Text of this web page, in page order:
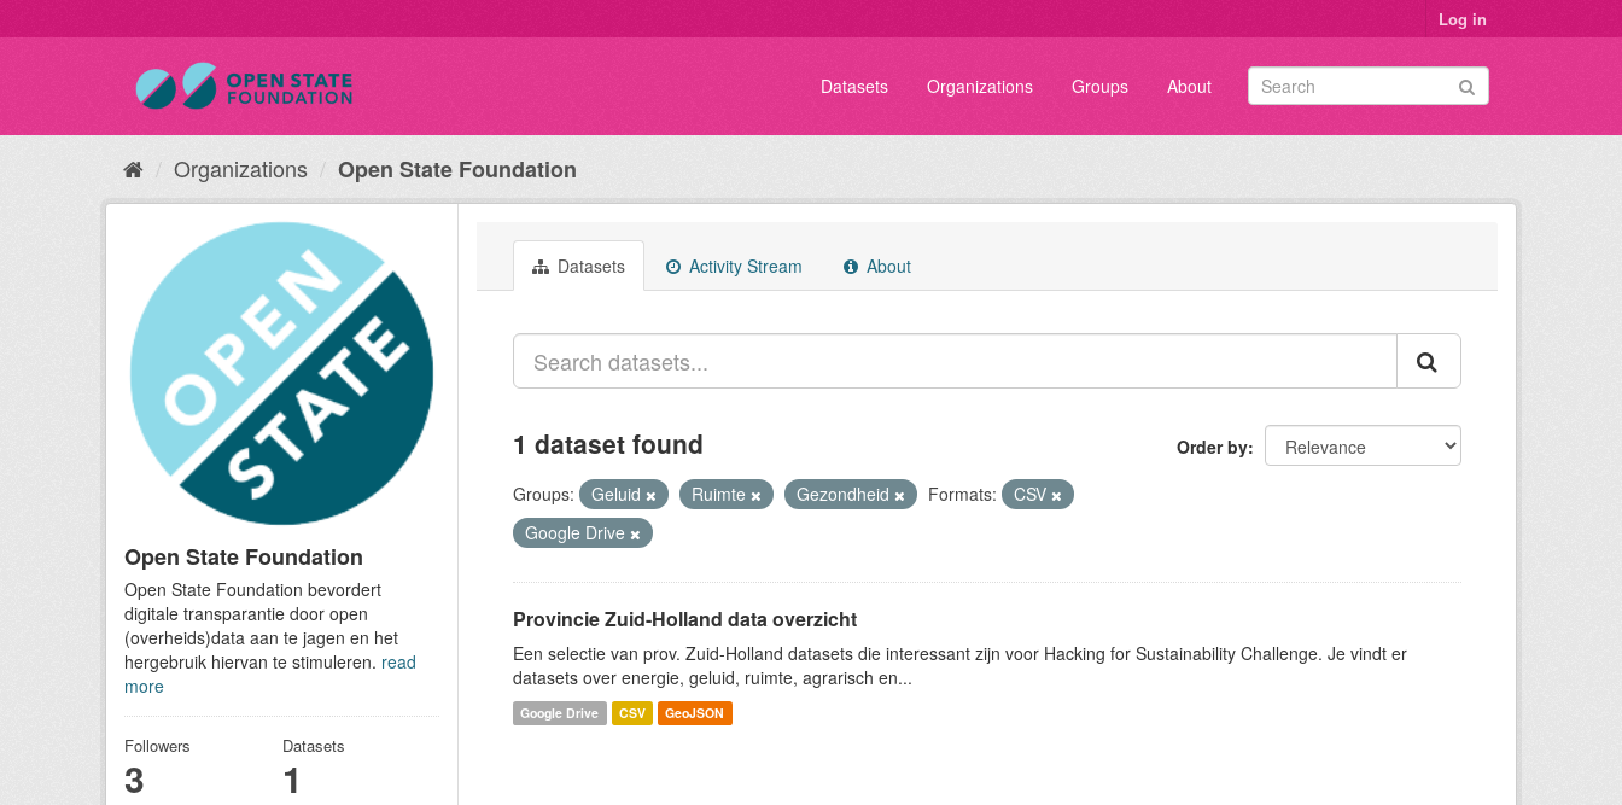
Log in
Datasets Organizations Groups About
Organizations Open State Foundation
Open State Foundation
Open State Foundation bevordert
digitale transparantie door open
(overheids)data aan te jagen en het
hergebruik hiervan te stimuleren. read
more
Followers
3
Datasets
1
Datasets Activity Stream About
Order by
1 dataset found
Groups: Geluid Ruimte Gezondheid Formats:
CSV
Google Drive
Provincie Zuid-Holland data overzicht
Een selectie van prov. Zuid-Holland datasets die interessant zijn voor Hacking for Sustainability Challenge. Je vindt er
datasets over energie, geluid, ruimte, agrarisch en...
Google Drive CSV GeoJSON